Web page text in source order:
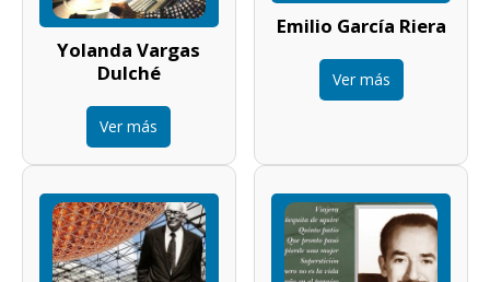
Yolanda Vargas
Dulché
Ver más
Emilio García Riera
Ver más